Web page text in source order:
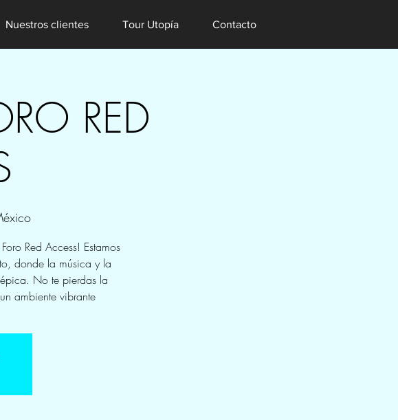
Nuestros clientes Tour Utopía Contacto
RED
Red Access! Estamos
donde la música y la
No te pierdas la
ambiente vibrante